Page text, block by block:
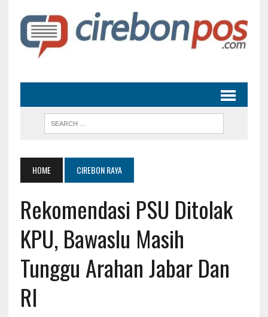
HOME CIREBON RAYA
Rekomendasi PSU Ditolak
KPU, Bawaslu Masih
Tunggu Arahan Jabar Dan
RI